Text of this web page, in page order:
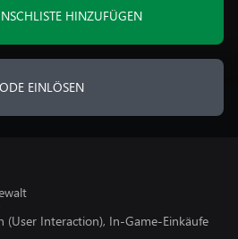
HINZUFÜGEN
EINLÖSEN
(User Interaction), In-Game-Einkäufe